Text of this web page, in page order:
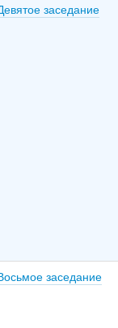
заседание
заседание